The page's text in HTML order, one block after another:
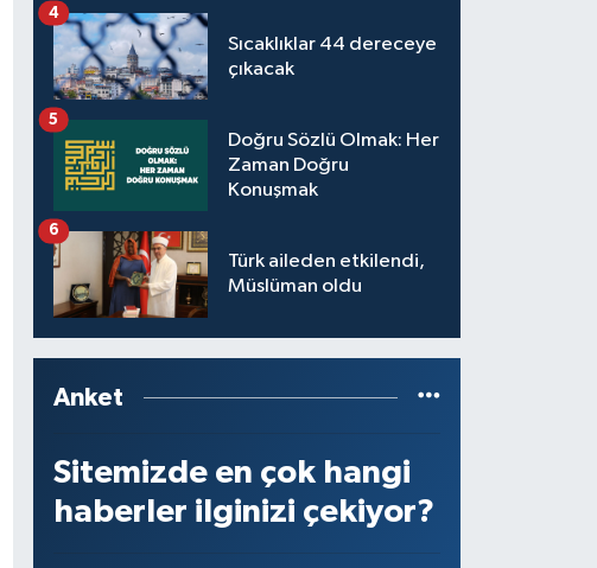
Sıcaklıklar 44 dereceye
çıkacak
4
Doğru Sözlü Olmak: Her
Zaman Doğru
Konuşmak
5
Türk aileden etkilendi,
Müslüman oldu
6
Anket
Sitemizde en çok hangi
haberler ilginizi çekiyor?